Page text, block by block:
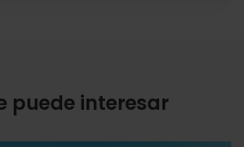
puede interesar